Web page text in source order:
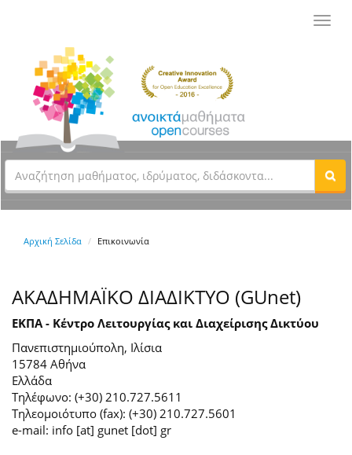
Αρχική Σελίδα Επικοινωνία
ΑΚΑΔΗΜΑΪΚΟ ΔΙΑΔΙΚΤΥΟ (GUnet)
ΕΚΠΑ - Κέντρο Λειτουργίας και Διαχείρισης Δικτύου
Πανεπιστημιούπολη, Ιλίσια
15784 Αθήνα
Ελλάδα
Τηλέφωνο: (+30) 210.727.5611
Τηλεομοιότυπο (fax): (+30) 210.727.5601
e-mail: info [at] gunet [dot] gr